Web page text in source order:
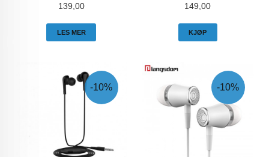
Pris
139,00
LES MER
Pris
149,00
KJØP
-10% -10%